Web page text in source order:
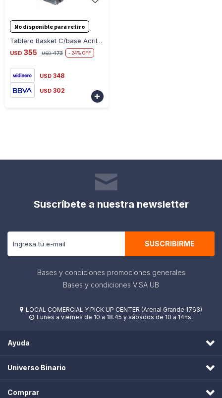
No disponible para retiro
Tablero Basket C/base Acrilico Adulto 3.05M
USD 355 USD 473 24
USD 348
USD 302

Suscríbete a nuestra newsletter
SUSCRIBIRME
Bases y condiciones promociones generales
Bases y condiciones VISA UB
 LOCAL COMERCIAL Y PICK UP CENTER (Arenal Grande 1763)
 Lunes a viernes de 10 a 18.45 y sábados de 10 a 14hs.
Ayuda
Universo Binario
Comprar